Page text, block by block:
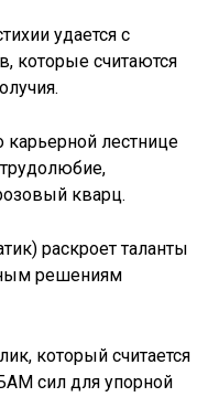
удается с
которые считаются
лестнице
кварц.
раскроет таланты
решениям
который считается
сил для упорной